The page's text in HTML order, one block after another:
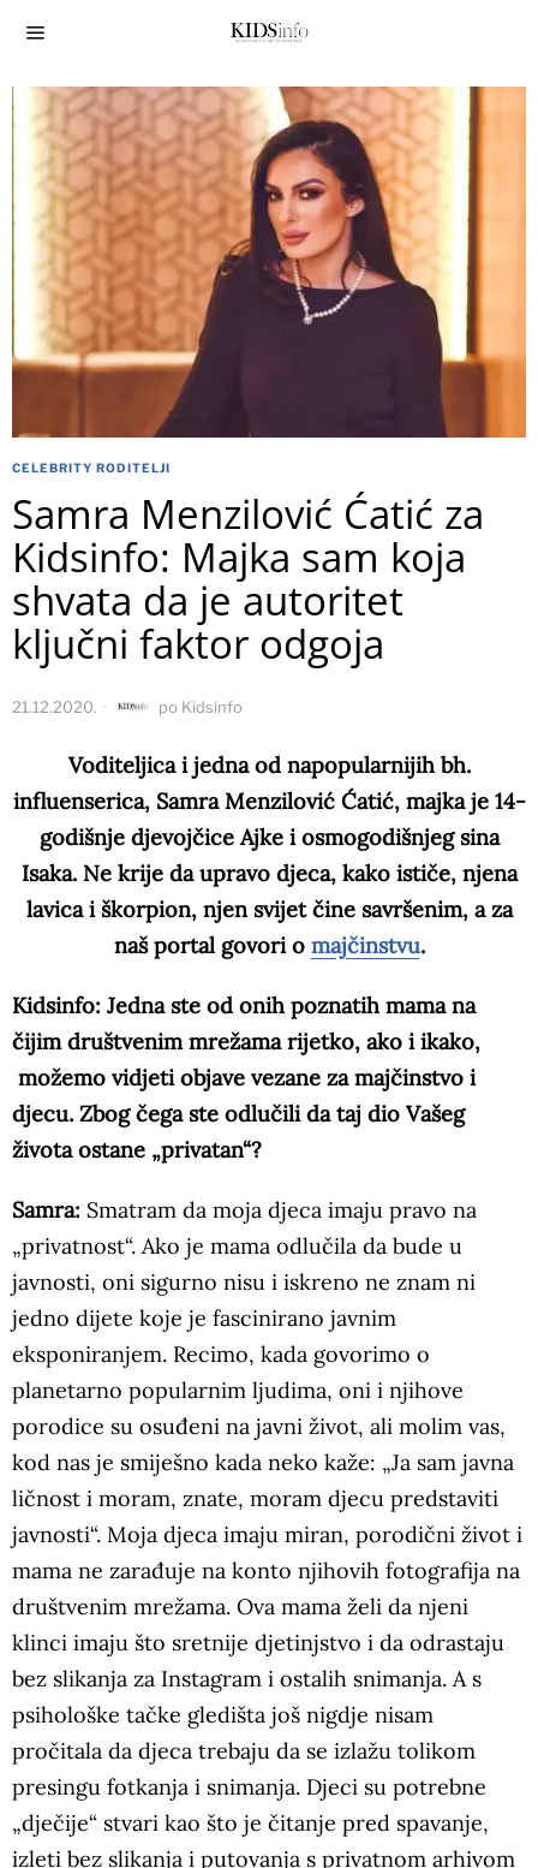
CELEBRITY RODITELJI
Samra Menzilović Ćatić za
Kidsinfo: Majka sam koja
shvata da je autoritet
ključni faktor odgoja
21.12.2020. po Kidsinfo
Voditeljica i jedna od napopularnijih bh.
influenserica, Samra Menzilović Ćatić, majka je 14-
godišnje djevojčice Ajke i osmogodišnjeg sina
Isaka. Ne krije da upravo djeca, kako ističe, njena
lavica i škorpion, njen svijet čine savršenim, a za
naš portal govori o majčinstvu.
Kidsinfo: Jedna ste od onih poznatih mama na
čijim društvenim mrežama rijetko, ako i ikako,
možemo vidjeti objave vezane za majčinstvo i
djecu. Zbog čega ste odlučili da taj dio Vašeg
života ostane „privatan“?
Samra: Smatram da moja djeca imaju pravo na
„privatnost“. Ako je mama odlučila da bude u
javnosti, oni sigurno nisu i iskreno ne znam ni
jedno dijete koje je fascinirano javnim
eksponiranjem. Recimo, kada govorimo o
planetarno popularnim ljudima, oni i njihove
porodice su osuđeni na javni život, ali molim vas,
kod nas je smiješno kada neko kaže: „Ja sam javna
ličnost i moram, znate, moram djecu predstaviti
javnosti“. Moja djeca imaju miran, porodični život i
mama ne zarađuje na konto njihovih fotografija na
društvenim mrežama. Ova mama želi da njeni
klinci imaju što sretnije djetinjstvo i da odrastaju
bez slikanja za Instagram i ostalih snimanja. A s
psihološke tačke gledišta još nigdje nisam
pročitala da djeca trebaju da se izlažu tolikom
presingu fotkanja i snimanja. Djeci su potrebne
„dječije“ stvari kao što je čitanje pred spavanje,
izleti bez slikanja i putovanja s privatnom arhivom